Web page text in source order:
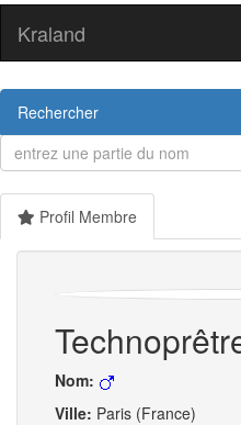
Kraland
Rechercher
Profil Membre
Nom:
Ville: Paris (France)